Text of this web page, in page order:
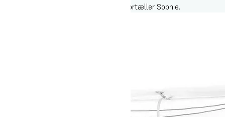
mig, og det sagde han heldigvis ja til”, fortæller Sophie.